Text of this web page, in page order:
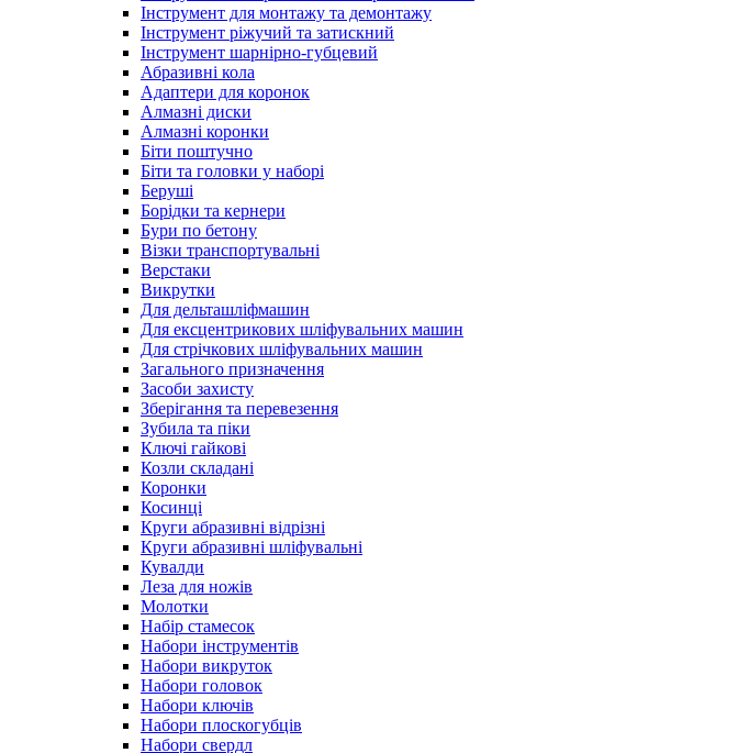
Інструмент для монтажу та демонтажу
Інструмент ріжучий та затискний
Інструмент шарнірно-губцевий
Абразивні кола
Адаптери для коронок
Алмазні диски
Алмазні коронки
Біти поштучно
Біти та головки у наборі
Беруші
Борідки та кернери
Бури по бетону
Візки транспортувальні
Верстаки
Викрутки
Для дельташліфмашин
Для ексцентрикових шліфувальних машин
Для стрічкових шліфувальних машин
Загального призначення
Засоби захисту
Зберігання та перевезення
Зубила та піки
Ключі гайкові
Козли складані
Коронки
Косинці
Круги абразивні відрізні
Круги абразивні шліфувальні
Кувалди
Леза для ножів
Молотки
Набір стамесок
Набори інструментів
Набори викруток
Набори головок
Набори ключів
Набори плоскогубців
Набори свердл